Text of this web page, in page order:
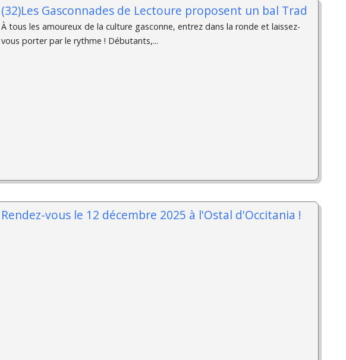
(32)Les Gasconnades de Lectoure proposent un bal Trad
À tous les amoureux de la culture gasconne, entrez dans la ronde et laissez-
vous porter par le rythme ! Débutants,...
Rendez-vous le 12 décembre 2025 à l'Ostal d'Occitania !